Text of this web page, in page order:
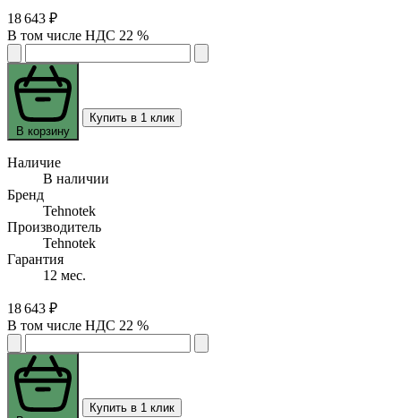
18 643 ₽
В том числе НДС 22 %
В корзину
Купить в 1 клик
Наличие
В наличии
Бренд
Tehnotek
Производитель
Tehnotek
Гарантия
12 мес.
18 643 ₽
В том числе НДС 22 %
Купить в 1 клик